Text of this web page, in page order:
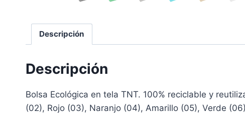
Descripción
Descripción
Bolsa Ecológica en tela TNT. 100% reciclable y
(02), Rojo (03), Naranjo (04), Amarillo (05), Verde